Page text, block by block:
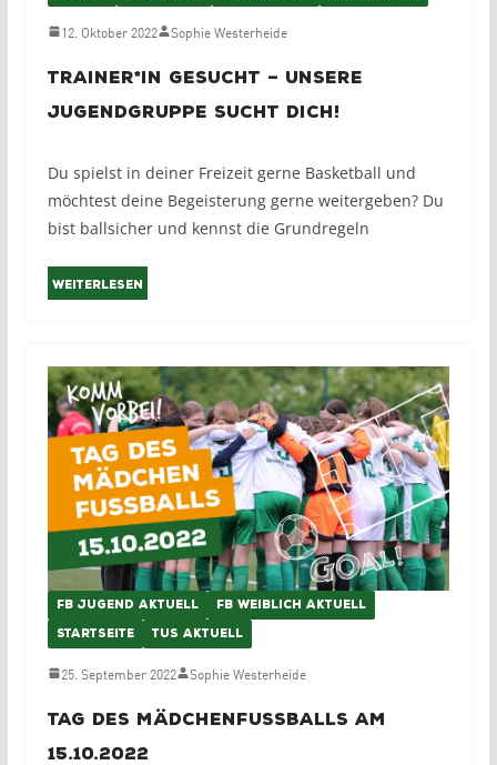
12. Oktober 2022 Sophie Westerheide
Trainer*in gesucht – unsere
Jugendgruppe sucht dich!
Du spielst in deiner Freizeit gerne Basketball und
möchtest deine Begeisterung gerne weitergeben? Du
bist ballsicher und kennst die Grundregeln
Weiterlesen
FB JUGEND AKTUELL FB WEIBLICH AKTUELL
STARTSEITE TUS AKTUELL
25. September 2022 Sophie Westerheide
Tag des Mädchenfussballs am
15.10.2022